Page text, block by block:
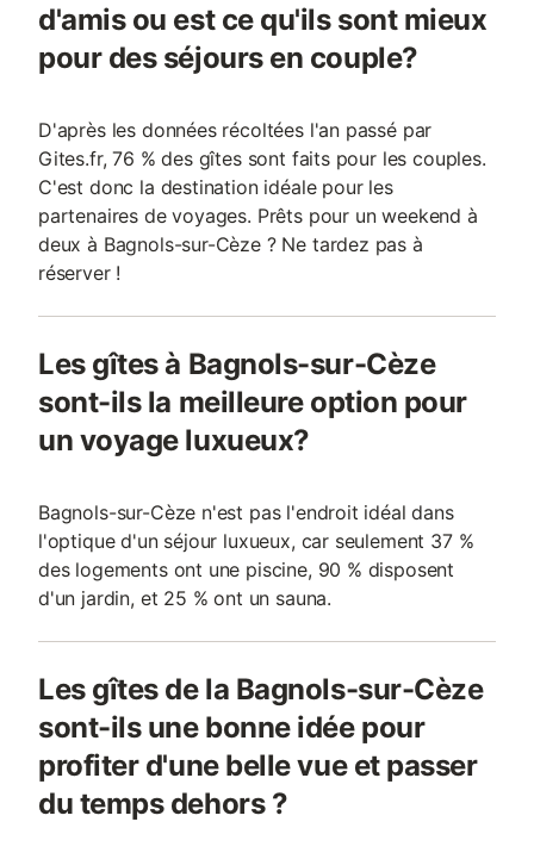
d'amis ou est ce qu'ils sont mieux
pour des séjours en couple?
D'après les données récoltées l'an passé par
Gites.fr, 76 % des gîtes sont faits pour les couples.
C'est donc la destination idéale pour les
partenaires de voyages. Prêts pour un weekend à
deux à Bagnols-sur-Cèze ? Ne tardez pas à
réserver !
Les gîtes à Bagnols-sur-Cèze
sont-ils la meilleure option pour
un voyage luxueux?
Bagnols-sur-Cèze n'est pas l'endroit idéal dans
l'optique d'un séjour luxueux, car seulement 37 %
des logements ont une piscine, 90 % disposent
d'un jardin, et 25 % ont un sauna.
Les gîtes de la Bagnols-sur-Cèze
sont-ils une bonne idée pour
profiter d'une belle vue et passer
du temps dehors ?